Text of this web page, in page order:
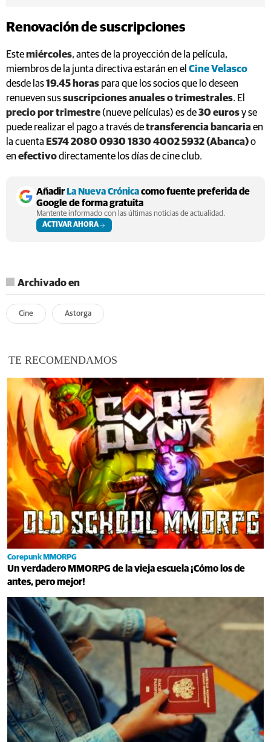
Renovación de suscripciones
Estemiércoles, antes de la proyección de la película,
miembros de la junta directiva estarán en el Cine Velasco
desde las19.45 horas para que los socios que lo deseen
renueven sussuscripciones anuales o trimestrales. El
precio por trimestre (nueve películas) es de30 eurosy se
puede realizar el pago a través detransferencia bancariaen
la cuenta ES74 2080 0930 1830 4002 5932 (Abanca)o
en efectivodirectamente los días de cine club.
Añadir La Nueva Crónicacomo fuente preferida de
Google de forma gratuita
Mantente informado con las últimas noticias de actualidad.
ACTIVAR AHORA
Archivado en
Cine Astorga
TE RECOMENDAMOS
Corepunk MMORPG
Un verdadero MMORPG de la vieja escuela ¡Cómo los de
antes, pero mejor!